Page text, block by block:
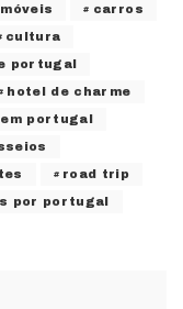
carros
cultura
portugal
hotel de charme
portugal
road trip
por portugal